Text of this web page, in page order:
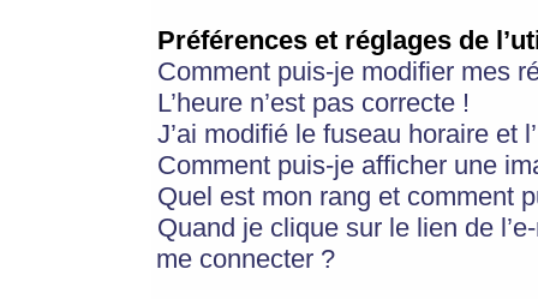
Préférences et réglages de
Comment puis-je modifier mes
L’heure n’est pas correcte !
J’ai modifié le fuseau horaire et
Comment puis-je afficher une
Quel est mon rang et comment
Quand je clique sur le lien de
me connecter ?